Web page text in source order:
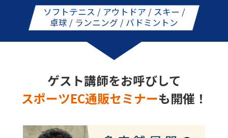
ソフトテニス / アウトドア / スキー /
卓球 / ランニング / バドミントン
ゲスト講師をお呼びして
スポーツEC通販セミナーも開催！